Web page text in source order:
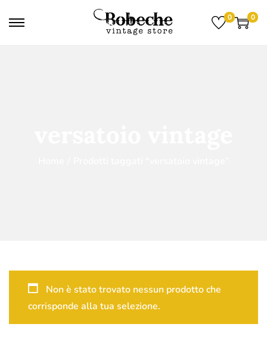
0 0
Non è stato trovato nessun prodotto che
corrisponde alla tua selezione.